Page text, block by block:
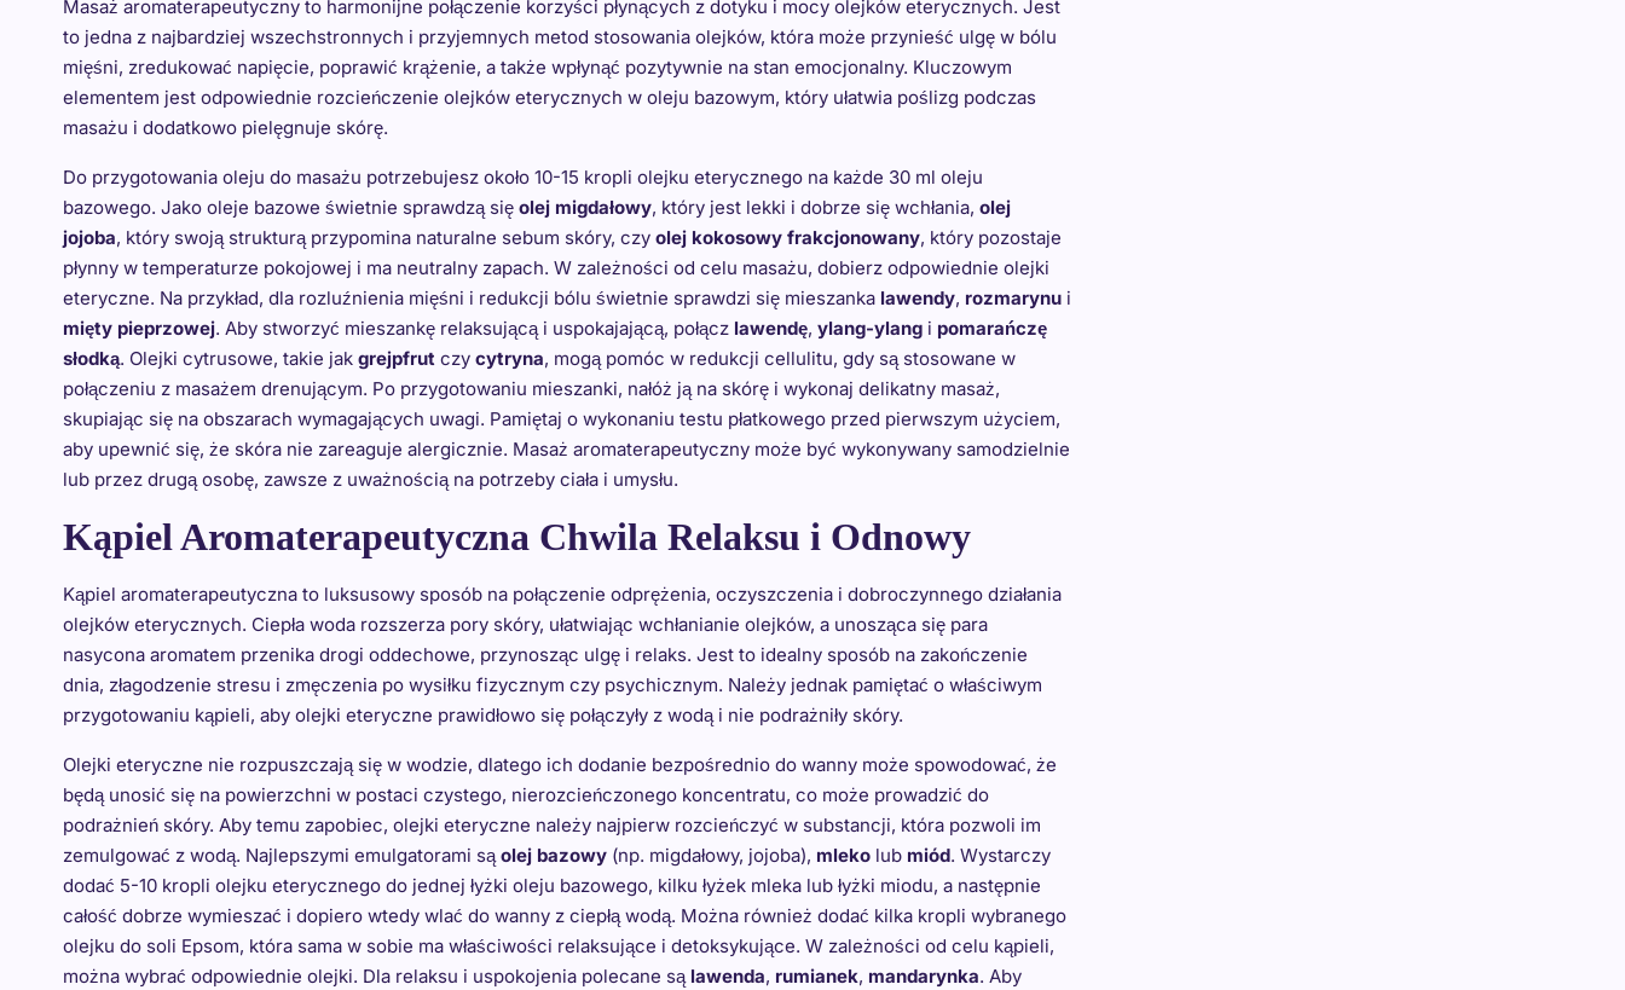
Masaż aromaterapeutyczny to harmonijne połączenie korzyści płynących z dotyku i mocy olejków eterycznych. Jest
to jedna z najbardziej wszechstronnych i przyjemnych metod stosowania olejków, która może przynieść ulgę w bólu
mięśni, zredukować napięcie, poprawić krążenie, a także wpłynąć pozytywnie na stan emocjonalny. Kluczowym
elementem jest odpowiednie rozcieńczenie olejków eterycznych w oleju bazowym, który ułatwia poślizg podczas
masażu i dodatkowo pielęgnuje skórę.
Do przygotowania oleju do masażu potrzebujesz około 10-15 kropli olejku eterycznego na każde 30 ml oleju
bazowego. Jako oleje bazowe świetnie sprawdzą się olej migdałowy, który jest lekki i dobrze się wchłania, olej
jojoba, który swoją strukturą przypomina naturalne sebum skóry, czy olej kokosowy frakcjonowany, który pozostaje
płynny w temperaturze pokojowej i ma neutralny zapach. W zależności od celu masażu, dobierz odpowiednie olejki
eteryczne. Na przykład, dla rozluźnienia mięśni i redukcji bólu świetnie sprawdzi się mieszanka lawendy, rozmarynu i
mięty pieprzowej. Aby stworzyć mieszankę relaksującą i uspokajającą, połącz lawendę, ylang-ylang i pomarańczę
słodką. Olejki cytrusowe, takie jak grejpfrut czy cytryna, mogą pomóc w redukcji cellulitu, gdy są stosowane w
połączeniu z masażem drenującym. Po przygotowaniu mieszanki, nałóż ją na skórę i wykonaj delikatny masaż,
skupiając się na obszarach wymagających uwagi. Pamiętaj o wykonaniu testu płatkowego przed pierwszym użyciem,
aby upewnić się, że skóra nie zareaguje alergicznie. Masaż aromaterapeutyczny może być wykonywany samodzielnie
lub przez drugą osobę, zawsze z uważnością na potrzeby ciała i umysłu.
Kąpiel Aromaterapeutyczna Chwila Relaksu i Odnowy
Kąpiel aromaterapeutyczna to luksusowy sposób na połączenie odprężenia, oczyszczenia i dobroczynnego działania
olejków eterycznych. Ciepła woda rozszerza pory skóry, ułatwiając wchłanianie olejków, a unosząca się para
nasycona aromatem przenika drogi oddechowe, przynosząc ulgę i relaks. Jest to idealny sposób na zakończenie
dnia, złagodzenie stresu i zmęczenia po wysiłku fizycznym czy psychicznym. Należy jednak pamiętać o właściwym
przygotowaniu kąpieli, aby olejki eteryczne prawidłowo się połączyły z wodą i nie podrażniły skóry.
Olejki eteryczne nie rozpuszczają się w wodzie, dlatego ich dodanie bezpośrednio do wanny może spowodować, że
będą unosić się na powierzchni w postaci czystego, nierozcieńczonego koncentratu, co może prowadzić do
podrażnień skóry. Aby temu zapobiec, olejki eteryczne należy najpierw rozcieńczyć w substancji, która pozwoli im
zemulgować z wodą. Najlepszymi emulgatorami sąolej bazowy (np. migdałowy, jojoba), mleko lub miód. Wystarczy
dodać 5-10 kropli olejku eterycznego do jednej łyżki oleju bazowego, kilku łyżek mleka lub łyżki miodu, a następnie
całość dobrze wymieszać i dopiero wtedy wlać do wanny z ciepłą wodą. Można również dodać kilka kropli wybranego
olejku do soli Epsom, która sama w sobie ma właściwości relaksujące i detoksykujące. W zależności od celu kąpieli,
można wybrać odpowiednie olejki. Dla relaksu i uspokojenia polecane są lawenda, rumianek, mandarynka. Aby